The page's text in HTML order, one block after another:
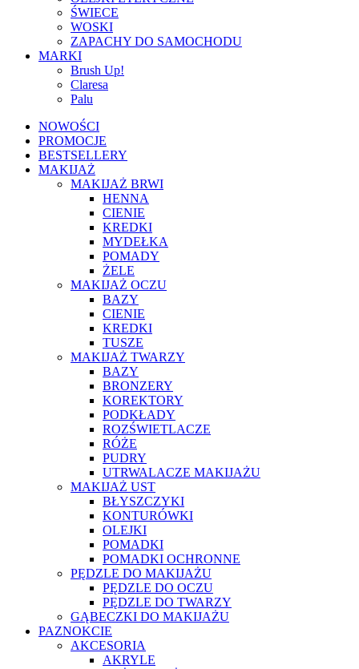
ŚWIECE
WOSKI
ZAPACHY DO SAMOCHODU
MARKI
Brush Up!
Claresa
Palu
NOWOŚCI
PROMOCJE
BESTSELLERY
MAKIJAŻ
MAKIJAŻ BRWI
HENNA
CIENIE
KREDKI
MYDEŁKA
POMADY
ŻELE
MAKIJAŻ OCZU
BAZY
CIENIE
KREDKI
TUSZE
MAKIJAŻ TWARZY
BAZY
BRONZERY
KOREKTORY
PODKŁADY
ROZŚWIETLACZE
RÓŻE
PUDRY
UTRWALACZE MAKIJAŻU
MAKIJAŻ UST
BŁYSZCZYKI
KONTURÓWKI
OLEJKI
POMADKI
POMADKI OCHRONNE
PĘDZLE DO MAKIJAŻU
PĘDZLE DO OCZU
PĘDZLE DO TWARZY
GĄBECZKI DO MAKIJAŻU
PAZNOKCIE
AKCESORIA
AKRYLE